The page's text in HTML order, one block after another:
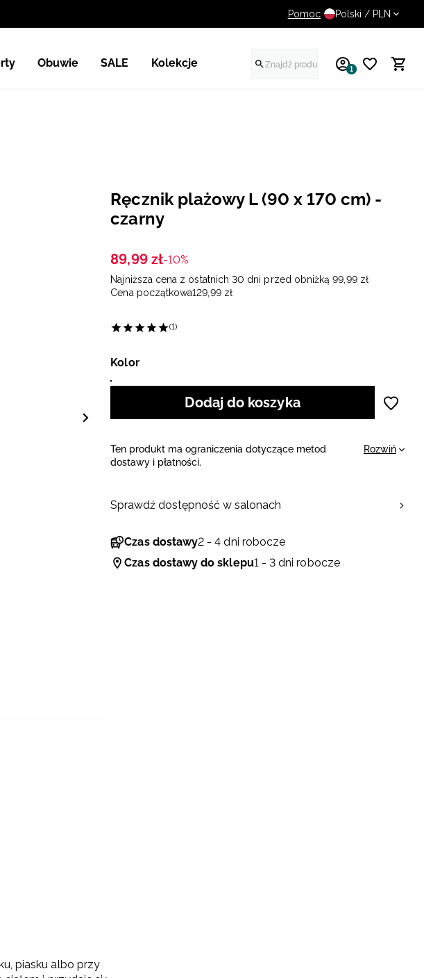
UWAGA NA FAŁSZYWE
Pomoc Polski / PLN
Obuwie SALE Kolekcje 1
piasku albo przy
Ręcznik plażowy L (90 x 170 cm) -
czarny
89,99 zł-10%
Najniższa cena z ostatnich 30 dni przed obniżką 99 99 zł
Cena początkowa129 99 zł
(1)
Kolor
Dodaj do koszyka
Ten produkt ma ograniczenia dotyczące metod
dostawy i płatności.
Rozwiń
je w kilku paczkach. Takie zamówienie realizujemy
Czas dostawy2 - 4 dni robocze
Czas dostawy do sklepu1 - 3 dni robocze
Sprawdź dostępność w salonach